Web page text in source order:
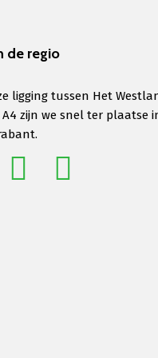
de regio
ligging tussen Het
zijn we snel ter plaatse